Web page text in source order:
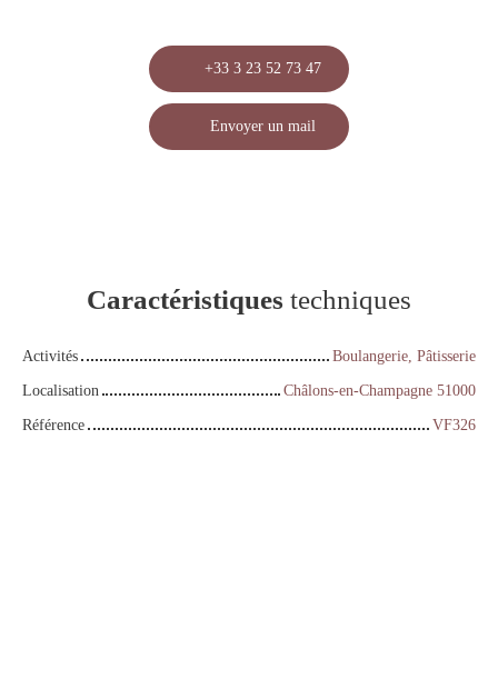
+33 3 23 52 73 47
Envoyer un mail
Caractéristiques techniques
Activités
Boulangerie, Pâtisserie
Localisation
Châlons-en-Champagne 51000
Référence
VF326